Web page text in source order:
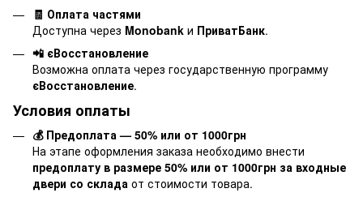
🧾 Оплата частями
Доступна через Monobank и ПриватБанк.
📲 єВосстановление
Возможна оплата через государственную программу
єВосстановление.
Условия оплаты
💰 Предоплата — 50% или от 1000грн
На этапе оформления заказа необходимо внести
предоплату в размере 50% или от 1000грн за входные
двери со склада от стоимости товара.